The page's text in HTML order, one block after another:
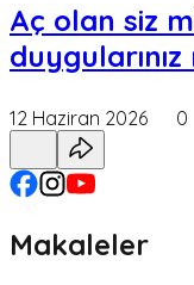
Aç olan siz
duygularınız
12 Haziran 2026 0
Makaleler